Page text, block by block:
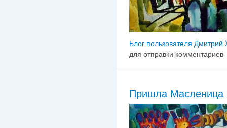
Блог пользователя Дмитрий
для отправки комментариев
Пришла Масленица